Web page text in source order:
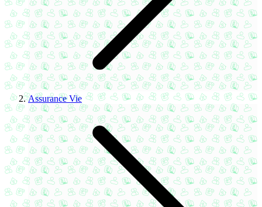
Assurance Vie